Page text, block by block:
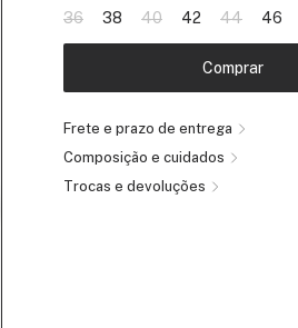
36 38 40 42 44 46
Comprar
Frete e prazo de entrega
Composição e cuidados
Trocas e devoluções